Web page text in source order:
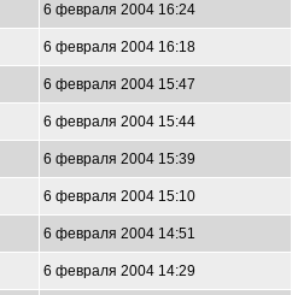
6 февраля 2004 16:24
6 февраля 2004 16:18
6 февраля 2004 15:47
6 февраля 2004 15:44
6 февраля 2004 15:39
6 февраля 2004 15:10
6 февраля 2004 14:51
6 февраля 2004 14:29